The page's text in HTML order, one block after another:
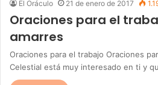
El Oráculo 21 de enero de 2017
Oraciones para el
amarres
Oraciones para el trabajo Oraciones
Celestial está muy interesado en ti y